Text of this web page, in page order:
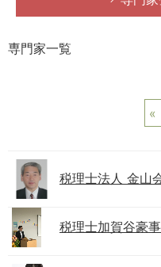
専門家一覧
税理士法人 金山
税理士加賀谷豪